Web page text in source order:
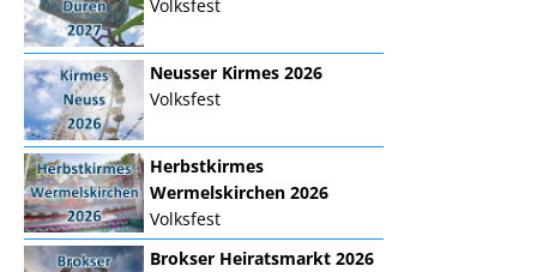
Volksfest
Neusser Kirmes 2026
Volksfest
Herbstkirmes
Wermelskirchen 2026
Volksfest
Brokser Heiratsmarkt 2026